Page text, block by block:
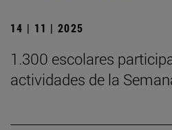
14 | 11 | 2025
1.300 escolares
actividades de la